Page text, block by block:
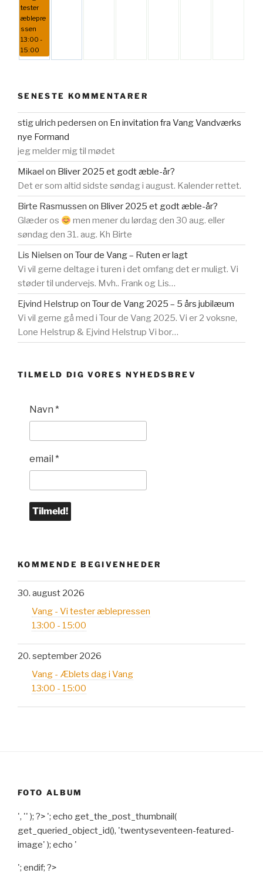
tester
æblepre
ssen
13:00 -
15:00
SENESTE KOMMENTARER
stig ulrich pedersen on En invitation fra Vang Vandværks
nye Formand
jeg melder mig til mødet
Mikael on Bliver 2025 et godt æble-år?
Det er som altid sidste søndag i august. Kalender rettet.
Birte Rasmussen on Bliver 2025 et godt æble-år?
Glæder os
men mener du lørdag den 30 aug. eller
søndag den 31. aug. Kh Birte
Lis Nielsen on Tour de Vang – Ruten er lagt
Vi vil gerne deltage i turen i det omfang det er muligt. Vi
støder til undervejs. Mvh.. Frank og Lis…
Ejvind Helstrup on Tour de Vang 2025 – 5 års jubilæum
Vi vil gerne gå med i Tour de Vang 2025. Vi er 2 voksne,
Lone Helstrup & Ejvind Helstrup Vi bor…
TILMELD DIG VORES NYHEDSBREV
Navn *
email *
KOMMENDE BEGIVENHEDER
30. august 2026
Vang - Vi tester æblepressen
13:00 - 15:00
20. september 2026
Vang - Æblets dag i Vang
13:00 - 15:00
FOTO ALBUM
', '' ); ?> '; echo get_the_post_thumbnail(
get_queried_object_id(), 'twentyseventeen-featured-
image' ); echo '
'; endif; ?>